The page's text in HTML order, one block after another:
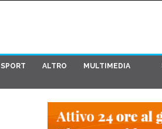
SPORT ALTRO MULTIMEDIA